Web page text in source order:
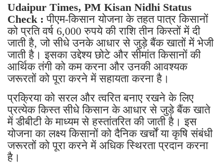
Udaipur Times, PM Kisan Nidhi Status
Check :पीएम-किसान योजना के तहत पात्र किसानों
को प्रति वर्ष 6,000 रुपये की राशि तीन किस्तों में दी
जाती है, जो सीधे उनके आधार से जुड़े बैंक खातों में भेजी
जाती है। इसका उद्देश्य छोटे और सीमांत किसानों की
आर्थिक तंगी को कम करना और उनकी आवश्यक
जरूरतों को पूरा करने में सहायता करना है।
प्रक्रिया को सरल और त्वरित बनाए रखने के लिए
प्रत्येक किस्त सीधे किसान के आधार से जुड़े बैंक खाते
में डीबीटी के माध्यम से हस्तांतरित की जाती है। इस
योजना का लक्ष्य किसानों को दैनिक खर्चों या कृषि संबंधी
जरूरतों को पूरा करने में अधिक स्थिरता प्रदान करना
है।